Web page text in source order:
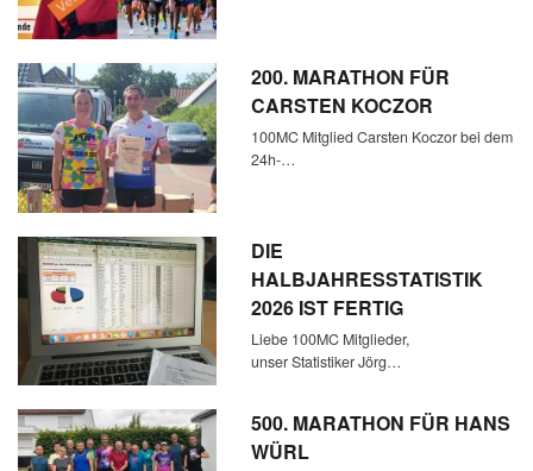
200. MARATHON FÜR
CARSTEN KOCZOR
100MC Mitglied Carsten Koczor bei dem
24h-…
DIE
HALBJAHRESSTATISTIK
2026 IST FERTIG
Liebe 100MC Mitglieder,
unser Statistiker Jörg…
500. MARATHON FÜR HANS
WÜRL